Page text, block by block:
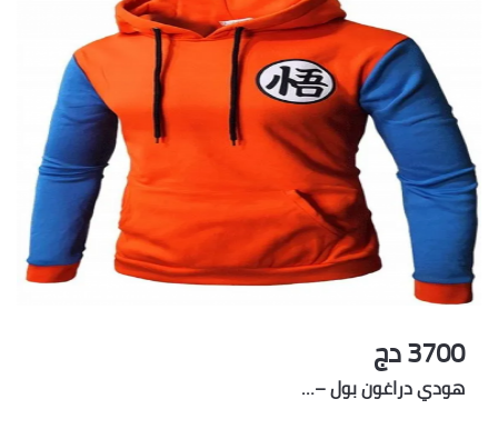
3700 دج
هودي دراغون بول –…